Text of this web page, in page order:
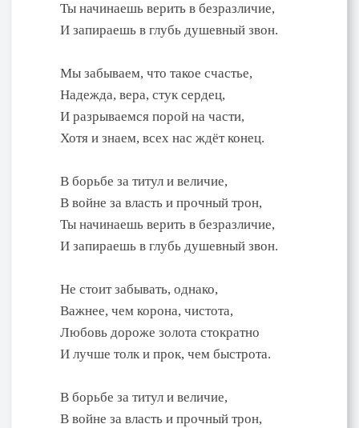
Ты начинаешь верить в безразличие,
И запираешь в глубь душевный звон.
Мы забываем, что такое счастье,
Надежда, вера, стук сердец,
И разрываемся порой на части,
Хотя и знаем, всех нас ждёт конец.
В борьбе за титул и величие,
В войне за власть и прочный трон,
Ты начинаешь верить в безразличие,
И запираешь в глубь душевный звон.
Не стоит забывать, однако,
Важнее, чем корона, чистота,
Любовь дороже золота стократно
И лучше толк и прок, чем быстрота.
В борьбе за титул и величие,
В войне за власть и прочный трон,